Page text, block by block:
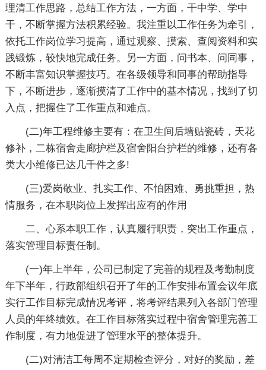
理清工作思路，总结工作方法，一方面，干中学、学中
干，不断掌握方法积累经验。我注重以工作任务为牵引，
依托工作岗位学习提高，通过观察、摸索、查阅资料和实
践锻炼，较快地完成任务。另一方面，问书本、问同事，
不断丰富知识掌握技巧。在各级领导和同事的帮助指导
下，不断进步，逐渐摸清了工作中的基本情况，找到了切
入点，把握住了工作重点和难点。
(二)年工程维修主要有：在卫生间后墙贴瓷砖，天花
修补，二栋宿舍走廊护栏及宿舍阳台护栏的维修，还有各
类大小维修已达几千件之多!
(三)爱岗敬业、扎实工作、不怕困难、勇挑重担，热
情服务，在本职岗位上发挥出应有的作用
二、心系本职工作，认真履行职责，突出工作重点，
落实管理目标责任制。
(一)年上半年，公司已制定了完善的规程及考勤制度
年下半年，行政部组织召开了年的工作安排布置会议年底
实行工作目标完成情况考评，将考评结果列入各部门管理
人员的年终绩效。在工作目标落实过程中宿舍管理完善工
作制度，有力地促进了管理水平的整体提升。
(二)对清洁工每周不定期检查评分，对好的奖励，差